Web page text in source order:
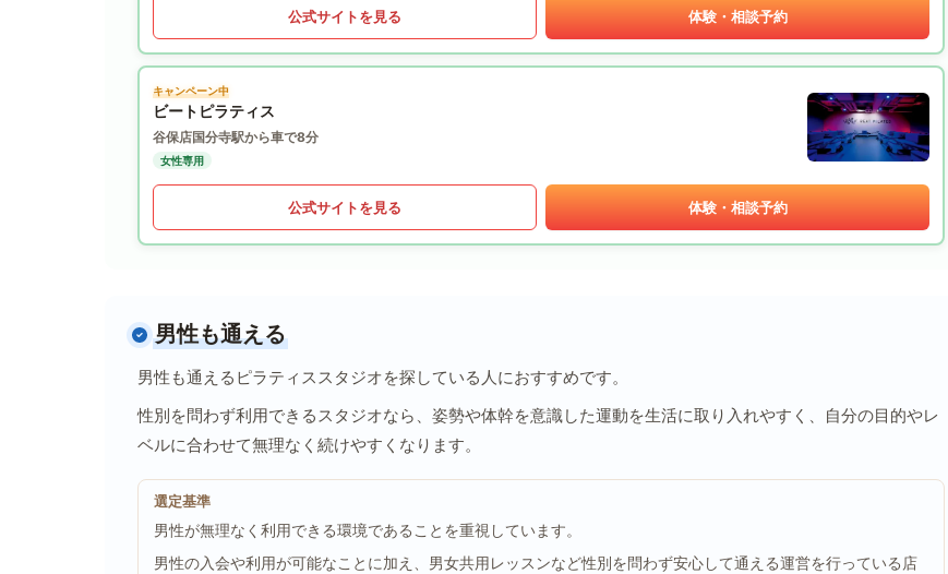
公式サイトを見る 体験・相談予約
キャンペーン中
ビートピラティス
谷保店国分寺駅から車で8分
女性専用
公式サイトを見る 体験・相談予約
男性も通える
男性も通えるピラティススタジオを探している人におすすめです。
性別を問わず利用できるスタジオなら、姿勢や体幹を意識した運動を生活に取り入れやすく、自分の目的やレ
ベルに合わせて無理なく続けやすくなります。
選定基準
男性が無理なく利用できる環境であることを重視しています。
男性の入会や利用が可能なことに加え、男女共用レッスンなど性別を問わず安心して通える運営を行っている店